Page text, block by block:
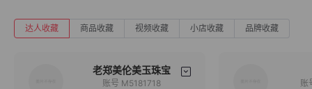
达人收藏 商品收藏 视频收藏 小店收藏 品牌收藏
老郑美伦美玉珠宝
账号 M5181718